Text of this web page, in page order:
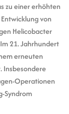
zu einer erhöhten
von
Helicobacter
21. Jahrhundert
erneuten
Insbesondere
Operationen
Syndrom